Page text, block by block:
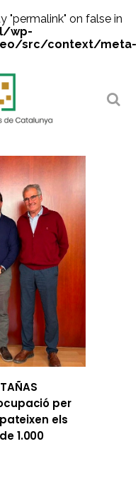
"permalink" on false in
wp-
src/context/meta-
per
els
1.000